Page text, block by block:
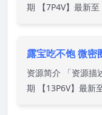
期 【7P4V】最新
露宝吃不饱 微
资源简介 「资源描
期 【13P6V】最新